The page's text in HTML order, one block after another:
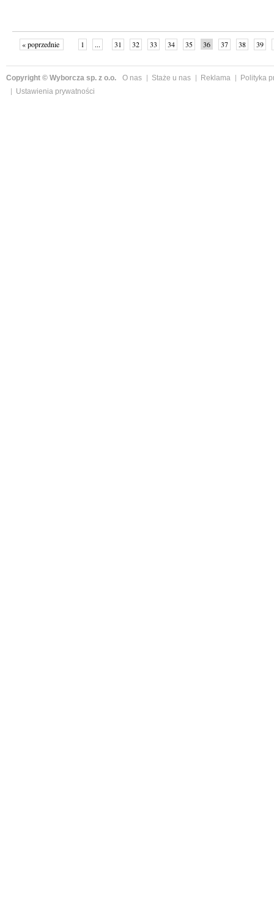
« poprzednie 1 ... 31 32 33 34 35 36 37 38 39
Copyright © Wyborcza sp. z o.o. O nas Staże u nas Reklama
Polityka
Ustawienia prywatności